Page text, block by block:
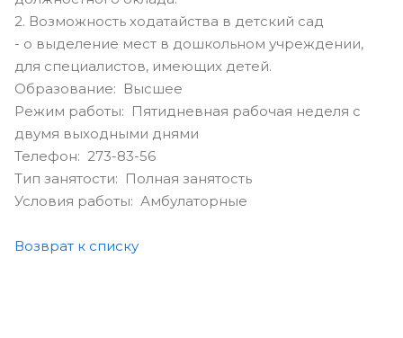
2. Возможность ходатайства в детский сад
- о выделение мест в дошкольном учреждении,
для специалистов, имеющих детей.
Образование: Высшее
Режим работы: Пятидневная рабочая неделя с
двумя выходными днями
Телефон: 273-83-56
Тип занятости: Полная занятость
Условия работы: Амбулаторные
Возврат к списку